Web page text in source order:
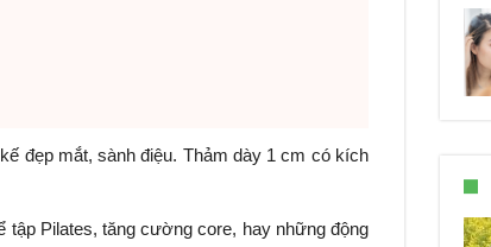
đẹp mắt, sành điệu. Thảm dày 1 cm có kích
Pilates, tăng cường core, hay những động